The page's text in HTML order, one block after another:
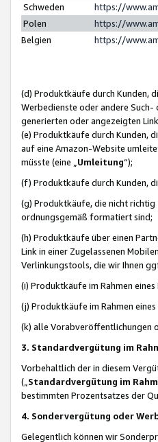
Schweden
https://
Polen
https://
Belgien
https://
(d) Produktkäufe durch Kunden,
Werbedienste oder andere Such-
generierten oder angezeigten
(e) Produktkäufe durch Kunden,
auf eine Amazon-Website
müsste (eine „ Umleitung“);
(f) Produktkäufe durch Kunden,
(g) Produktkäufe, die nicht
ordnungsgemäß formatiert sind;
(h) Produktkäufe über einen
Link in einer Zugelassenen
Verlinkungstools, die wir Ihnen
(i) Produktkäufe im Rahmen
(j) Produktkäufe im Rahmen
(k) alle Vorabveröffentlichungen
3. Standardvergütung im
Vorbehaltlich der in diesem
(„ Standardvergütung im
bestimmten Prozentsatzes der
4. Sondervergütung oder
Gelegentlich können wir